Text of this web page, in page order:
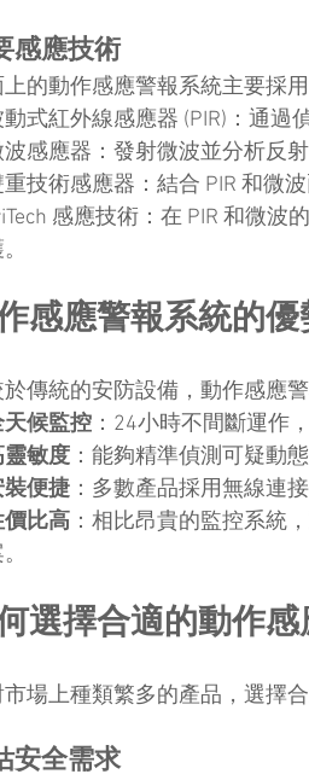
感應技術
的動作感應警報系統主要採
動式紅外線感應器 (PIR)：通過
波感應器：發射微波並分析反
重技術感應器：結合 PIR 和微
感應技術：在 PIR 和微
感應警報系統的優
傳統的安防設備，動作感應
天候監控 ：24小時不間斷運作
靈敏度 ：能夠精準偵測可疑動
裝便捷 ：多數產品採用無線連
價比高 ：相比昂貴的監控系統
選擇合適的動作
市場上種類繁多的產品，選擇
安全需求